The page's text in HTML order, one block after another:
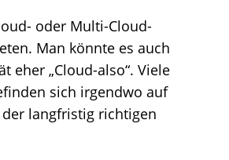
oder Multi-Cloud-
Man könnte es auch
eher „Cloud-also“. Viele
sich irgendwo auf
langfristig richtigen